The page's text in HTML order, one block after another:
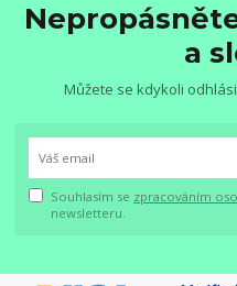
a
Můžete se kdykoli
Souhlasím se zpracováním
newsletteru.